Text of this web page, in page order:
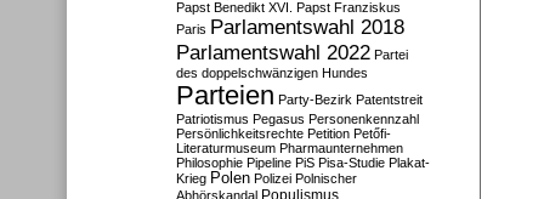
Papst Benedikt XVI. Papst Franziskus
Paris Parlamentswahl 2018
Parlamentswahl 2022 Partei
des doppelschwänzigen Hundes
Parteien Party-Bezirk Patentstreit
Patriotismus Pegasus Personenkennzahl
Persönlichkeitsrechte Petition Petőfi-
Literaturmuseum Pharmaunternehmen
Philosophie Pipeline PiS Pisa-Studie Plakat-
Krieg Polen Polizei Polnischer
Abhörskandal Populismus